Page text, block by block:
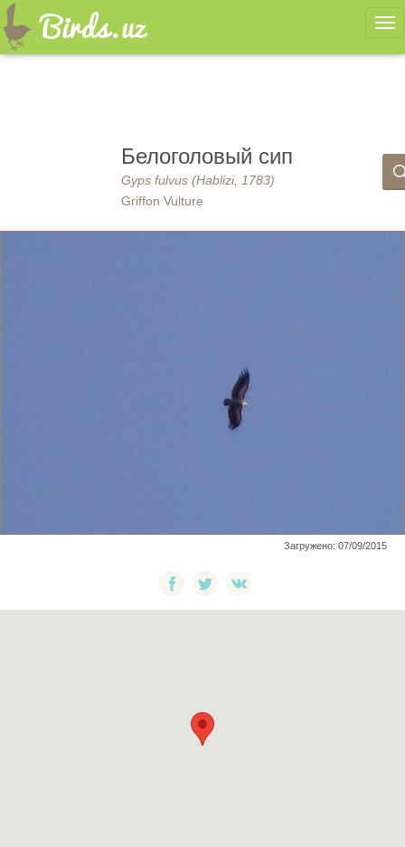
Белоголовый сип
Gyps fulvus (Hablizi, 1783)
Griffon Vulture
Загружено: 07/09/2015